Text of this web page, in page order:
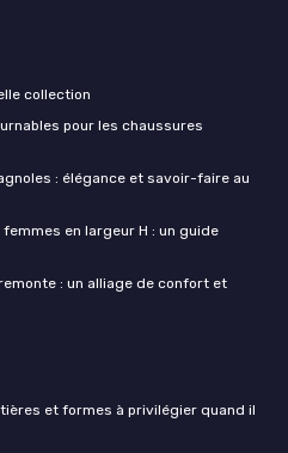
collection
pour les chaussures
: élégance et savoir-faire au
en largeur H : un guide
: un alliage de confort et
et formes à privilégier quand il